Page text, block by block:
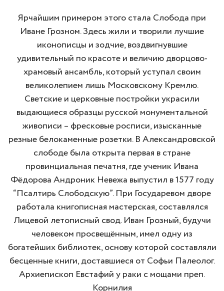
Ярчайшим примером этого стала Слобода при
Иване Грозном. Здесь жили и творили лучшие
иконописцы и зодчие, воздвигнувшие
удивительный по красоте и величию дворцово-
храмовый ансамбль, который уступал своим
великолепием лишь Московскому Кремлю.
Светские и церковные постройки украсили
выдающиеся образцы русской монументальной
живописи – фресковые росписи, изысканные
резные белокаменные розетки. В Александровской
слободе была открыта первая в стране
провинциальная печатня, где ученик Ивана
Фёдорова Андроник Невежа выпустил в 1577 году
“Псалтирь Слободскую”. При Государевом дворе
работала книгописная мастерская, составлялся
Лицевой летописный свод. Иван Грозный, будучи
человеком просвещённым, имел одну из
богатейших библиотек, основу которой составляли
бесценные книги, доставшиеся от Софьи Палеолог.
Архиепископ Евстафий у раки с мощами преп.
Корнилия